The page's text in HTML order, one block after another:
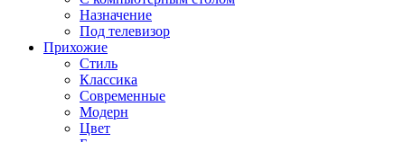
Назначение
Под телевизор
Прихожие
Стиль
Классика
Современные
Модерн
Цвет